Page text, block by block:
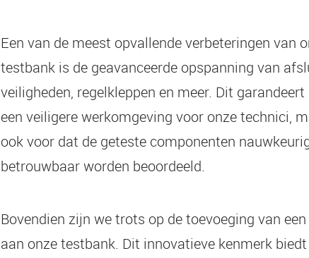
Een van de meest opvallende verbeteringen van
testbank is de geavanceerde opspanning van
veiligheden, regelkleppen en meer. Dit
een veiligere werkomgeving voor onze technici,
ook voor dat de geteste componenten
betrouwbaar worden beoordeeld.
Bovendien zijn we trots op de toevoeging van
aan onze testbank. Dit innovatieve kenmerk biedt